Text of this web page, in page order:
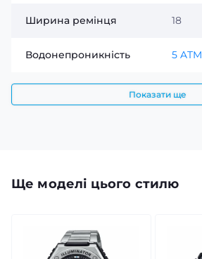
Ширина ремінця 18
Водонепроникність 5 ATM
Показати ще
Ще моделі цього стилю